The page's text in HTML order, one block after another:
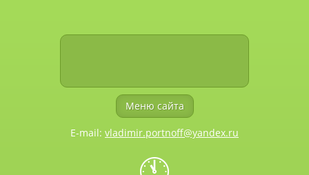
Меню сайта
E-mail: vladimir.portnoff@yandex.ru